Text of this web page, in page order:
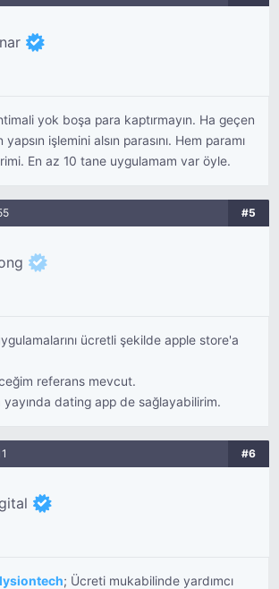
yok boşa para kaptırmayın. Ha geçen
işlemini alsın parasını. Hem paramı
En az 10 tane uygulamam var öyle.
#5
ücretli şekilde apple store'a
referans mevcut.
yayında dating app de sağlayabilirim.
#6
; Ücreti mukabilinde yardımcı